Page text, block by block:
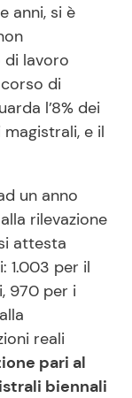
anni, si è
lavoro
di
l’8% dei
e il
un anno
rilevazione
attesta
1.003 per il
970 per i
reali
pari al
biennali